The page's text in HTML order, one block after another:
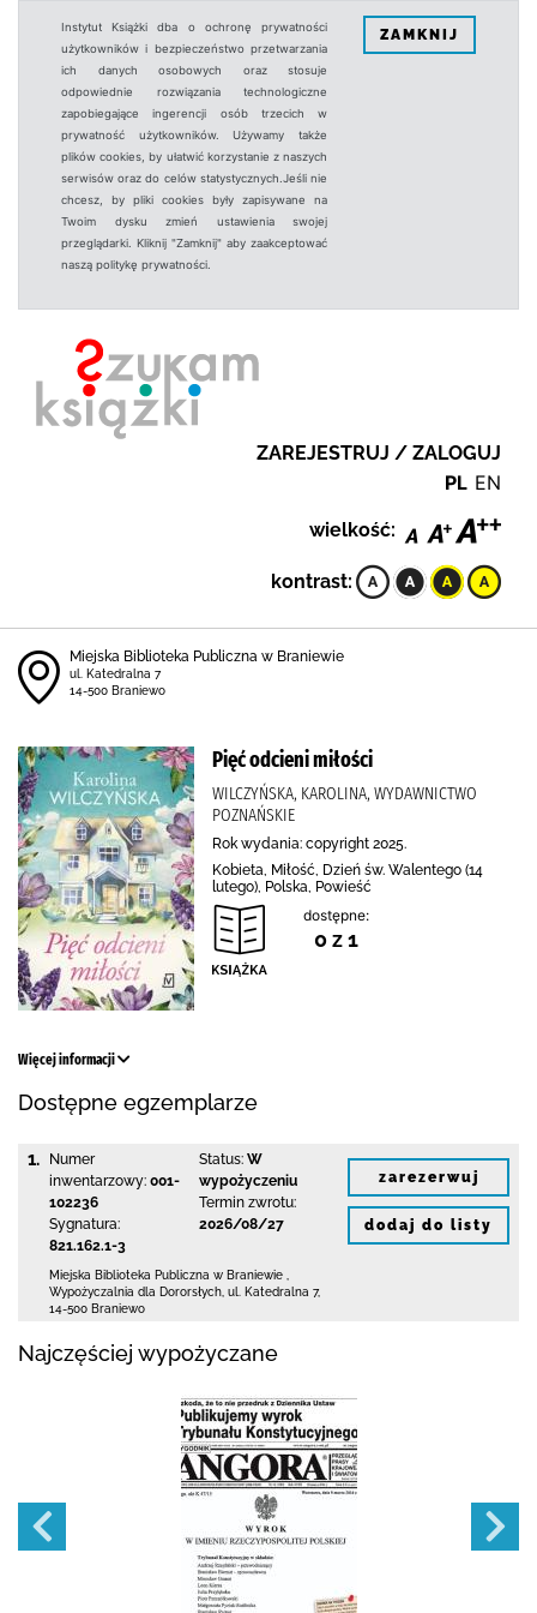
Instytut Książki dba o ochronę prywatności
użytkowników i bezpieczeństwo przetwarzania
ich danych osobowych oraz stosuje
odpowiednie rozwiązania technologiczne
zapobiegające ingerencji osób trzecich w
prywatność użytkowników. Używamy także
plików cookies, by ułatwić korzystanie z naszych
serwisów oraz do celów statystycznych.Jeśli nie
chcesz, by pliki cookies były zapisywane na
Twoim dysku zmień ustawienia swojej
przeglądarki. Kliknij "Zamknij" aby zaakceptować
naszą politykę prywatności.
ZAMKNIJ
ZAREJESTRUJ / ZALOGUJ
PL EN
wielkość:
kontrast:
Miejska Biblioteka Publiczna w Braniewie
ul. Katedralna 7
14-500 Braniewo
Pięć odcieni miłości
WILCZYŃSKA, KAROLINA, WYDAWNICTWO
POZNAŃSKIE
Rok wydania: copyright 2025.
Kobieta, Miłość, Dzień św. Walentego (14
lutego), Polska, Powieść
dostępne:
0 z 1
Więcej informacji
Dostępne egzemplarze
1.
Numer
inwentarzowy: 001-
102236
Sygnatura:
821.162.1-3
Status: W
wypożyczeniu
Termin zwrotu:
2026/08/27
Miejska Biblioteka Publiczna w Braniewie
Wypożyczalnia dla Dororsłych, ul. Katedralna 7,
14-500 Braniewo
zarezerwuj
dodaj do listy
Najczęściej wypożyczane